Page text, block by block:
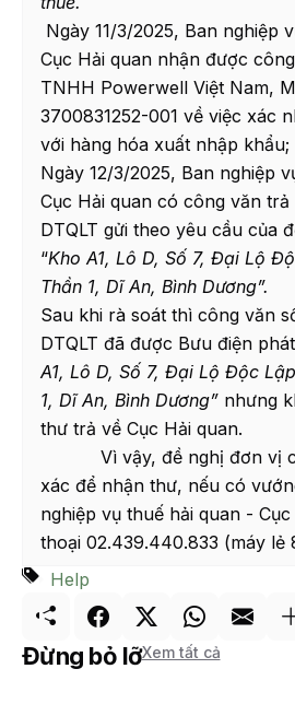
Ngày 11/3/2025, Ban nghiệp
Cục Hải quan nhận được
TNHH Powerwell Việt Nam,
3700831252-001 về việc xác
với hàng hóa xuất nhập khẩu;
Ngày 12/3/2025, Ban nghiệp
Cục Hải quan có công văn trả
DTQLT gửi theo yêu cầu của
“Kho A1, Lô D, Số 7, Đại Lộ
Thần 1, Dĩ An, Bình Dương”.
Sau khi rà soát thì công văn
DTQLT đã được Bưu điện
A1, Lô D, Số 7, Đại Lộ Độc
1, Dĩ An, Bình Dương” nhưng
thư trả về Cục Hải quan.
Vì vậy, đề nghị đơn vị
xác để nhận thư, nếu có
nghiệp vụ thuế hải quan -
thoại 02.439.440.833 (máy lẻ
Help
Đừng bỏ lỡXem tất cả